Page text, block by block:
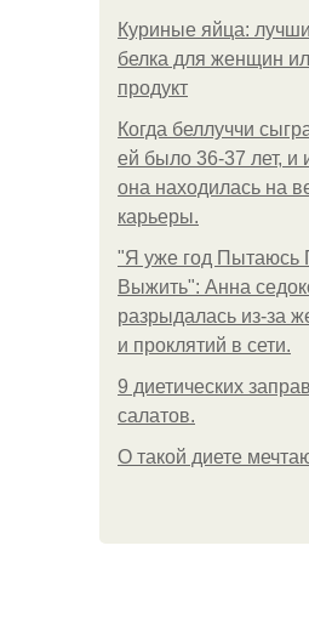
Куриные яйца:
белка для женщин
продукт
Когда беллуччи
ей было 36-37 лет, и
она находилась на
карьеры.
"Я уже год Пытаюсь
Выжить": Анна
разрыдалась из-за
и проклятий в сети.
9 диетических
салатов.
О такой диете